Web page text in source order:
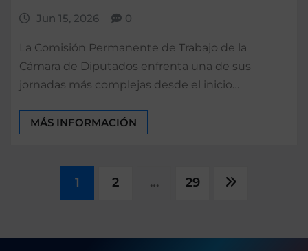
Jun 15, 2026 0
La Comisión Permanente de Trabajo de la
Cámara de Diputados enfrenta una de sus
jornadas más complejas desde el inicio…
MÁS INFORMACIÓN
Paginación
1 2 … 29